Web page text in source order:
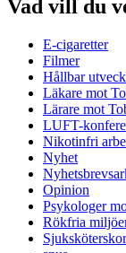
Vad vill du
E-cigaretter
Filmer
Hållbar
Läkare mot
Lärare mot
LUFT-
Nikotinfri
Nyhet
Opinion
Psykologer
Rökfria